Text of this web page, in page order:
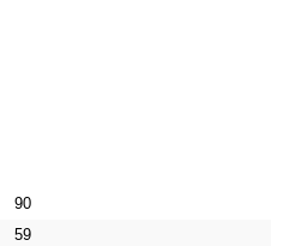
90
59